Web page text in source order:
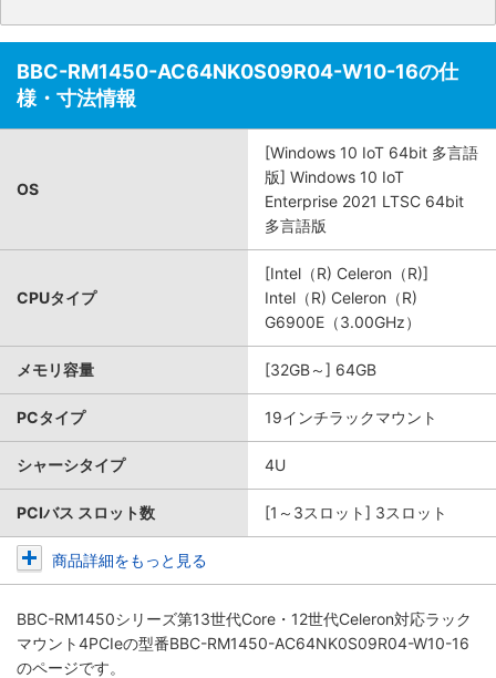
BBC-RM1450-AC64NK0S09R04-W10-16の仕
様・寸法情報
OS
[Windows 10 IoT 64bit 多言語
版] Windows 10 IoT
Enterprise 2021 LTSC 64bit
多言語版
CPUタイプ
[Intel（R) Celeron（R)]
Intel（R) Celeron（R)
G6900E（3.00GHz）
メモリ容量 [32GB～] 64GB
PCタイプ 19インチラックマウント
シャーシタイプ 4U
PCIバス スロット数 [1～3スロット] 3スロット
商品詳細をもっと見る
BBC-RM1450シリーズ第13世代Core・12世代Celeron対応ラック
マウント4PCIeの型番BBC-RM1450-AC64NK0S09R04-W10-16
のページです。